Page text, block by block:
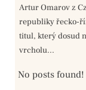
Artur Omarov z
republiky řecko-
titul, který dosud
vrcholu...
No posts found!